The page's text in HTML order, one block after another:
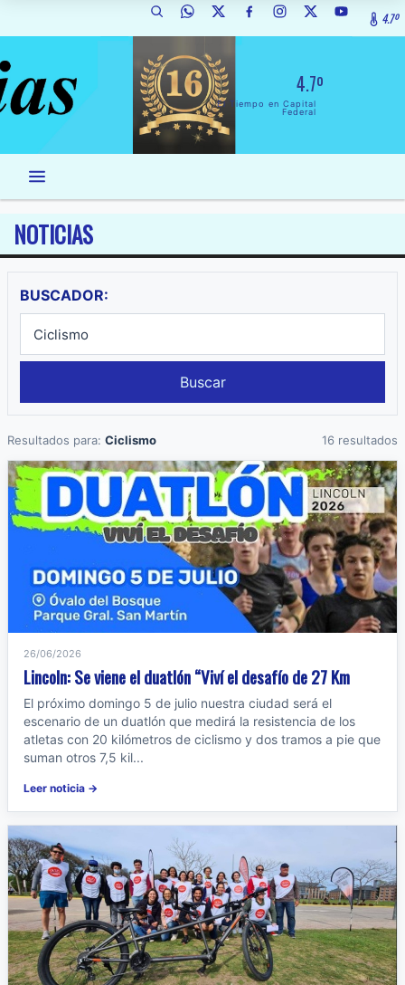
4.7º
4.7º
El Tiempo en Capital
Federal
NOTICIAS
BUSCADOR:
Buscar
Resultados para: Ciclismo 16 resultados
26/06/2026
Lincoln: Se viene el duatlón “Viví el desafío de 27 Km
El próximo domingo 5 de julio nuestra ciudad será el
escenario de un duatlón que medirá la resistencia de los
atletas con 20 kilómetros de ciclismo y dos tramos a pie que
suman otros 7,5 kil...
Leer noticia →